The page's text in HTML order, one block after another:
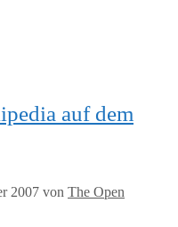
auf dem
2007 von The Open